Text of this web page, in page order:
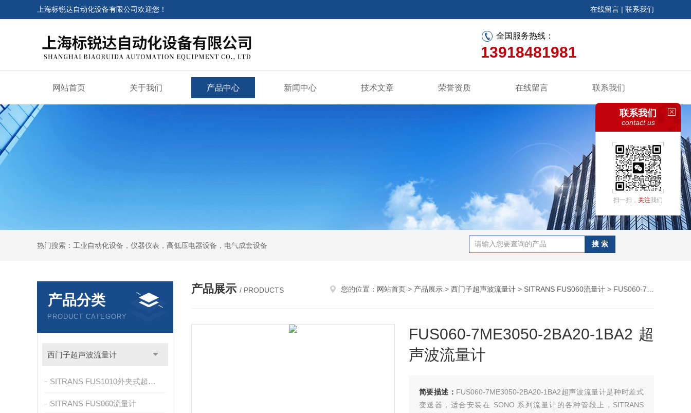
上海标锐达自动化设备有限公司欢迎您！ 在线留言 | 联系我们
全国服务热线：
13918481981
网站首页 关于我们 产品中心 新闻中心 技术文章 荣誉资质 在线留言 联系我们
热门搜索：工业自动化设备，仪器仪表，高低压电器设备，电气成套设备
产品分类
PRODUCT CATEGORY
西门子超声波流量计
SITRANS FUS1010外夹式超声波流量计
SITRANS FUS060流量计
产品展示 / PRODUCTS 您的位置： 网站首页 > 产品展示 > 西门子超声波流量计 > SITRANS FUS060流量计 > FUS060-7ME3050-2BA20-1BA2超声波流量计
FUS060-7ME3050-2BA20-1BA2超
声波流量计
简要描述： FUS060-7ME3050-2BA20-1BA2超声波流量计是种时差式
变送器，适合安装在 SONO 系列流量计的各种管段上，SITRANS
联系我们
contact us
扫一扫， 关注我们